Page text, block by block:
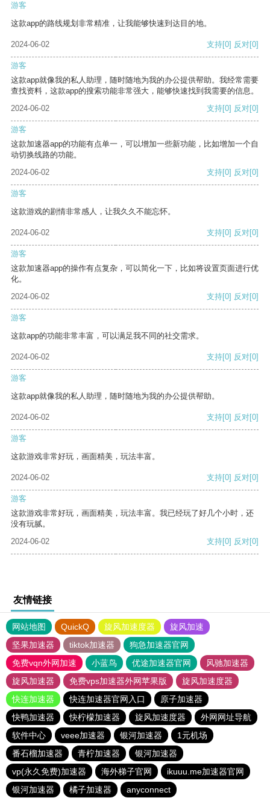
游客
这款app的路线规划非常精准，让我能够快速到达目的地。
2024-06-02 支持[0] 反对[0]
游客
这款app就像我的私人助理，随时随地为我的办公提供帮助。我经常需要
查找资料，这款app的搜索功能非常强大，能够快速找到我需要的信息。
2024-06-02
支持[0] 反对[0]
游客
这款加速器app的功能有点单一，可以增加一些新功能，比如增加一个自
动切换线路的功能。
2024-06-02
支持[0] 反对[0]
游客
这款游戏的剧情非常感人，让我久久不能忘怀。
2024-06-02 支持[0] 反对[0]
游客
这款加速器app的操作有点复杂，可以简化一下，比如将设置页面进行优
化。
2024-06-02
支持[0] 反对[0]
游客
这款app的功能非常丰富，可以满足我不同的社交需求。
2024-06-02 支持[0] 反对[0]
游客
这款app就像我的私人助理，随时随地为我的办公提供帮助。
2024-06-02 支持[0] 反对[0]
游客
这款游戏非常好玩，画面精美，玩法丰富。
2024-06-02 支持[0] 反对[0]
游客
这款游戏非常好玩，画面精美，玩法丰富。我已经玩了好几个小时，还
没有玩腻。
2024-06-02
支持[0] 反对[0]
友情链接
网站地图 QuickQ 旋风加速度器
旋风加速
坚果加速器
tiktok加速器
狗急加速器官网
免费vqn外网加速
小蓝鸟 优途加速器官网
风驰加速器
旋风加速器
免费vps加速器外网苹果版
旋风加速度器
快连加速器
快连加速器官网入口
原子加速器
快鸭加速器
快柠檬加速器 旋风加速度器
外网网址导航
软件中心
veee加速器 银河加速器
1元机场
番石榴加速器
青柠加速器
银河加速器
vp(永久免费)加速器
海外梯子官网
ikuuu.me加速器官网
银河加速器
橘子加速器 anyconnect